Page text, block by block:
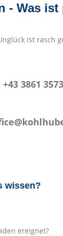
- Was ist
ist rasch
3861
wissen?
ereignet?